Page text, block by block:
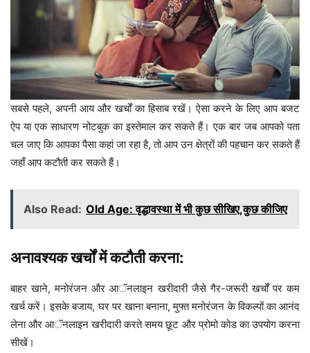
सबसे पहले, अपनी आय और खर्चों का हिसाब रखें। ऐसा करने के लिए आप बजट
ऐप या एक साधारण नोटबुक का इस्तेमाल कर सकते हैं। एक बार जब आपको पता
चल जाए कि आपका पैसा कहां जा रहा है, तो आप उन क्षेत्रों की पहचान कर सकते हैं
जहाँ आप कटौती कर सकते हैं।
Also Read: Old Age: वृद्धावस्था में भी कुछ सीखिए,कुछ कीजिए
अनावश्यक खर्चों में कटौती करना:
बाहर खाने, मनोरंजन और आॅनलाइन खरीदारी जैसे गैर-जरूरी खर्चों पर कम
खर्च करें। इसके बजाय, घर पर खाना बनाना, मुफ्त मनोरंजन के विकल्पों का आनंद
लेना और आॅनलाइन खरीदारी करते समय छूट और प्रोमो कोड का उपयोग करना
सीखें।